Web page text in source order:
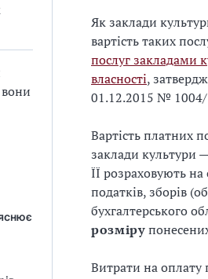
вони
Як заклади
вартість таких
послуг закладами
власності,
01.12.2015 №
Вартість платних
заклади культури
ЇЇ розраховують
податків, зборів
бухгалтерського
розміру
Витрати на оплату